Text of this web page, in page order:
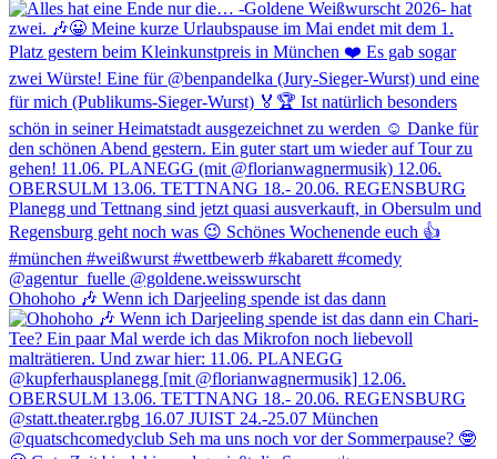
Ohohoho 🎶 Wenn ich Darjeeling spende ist das dann